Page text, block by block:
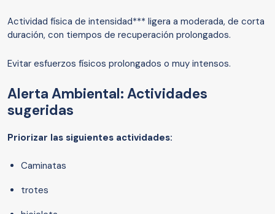
Actividad física de intensidad*** ligera a moderada, de corta
duración, con tiempos de recuperación prolongados.
Evitar esfuerzos físicos prolongados o muy intensos.
Alerta Ambiental: Actividades
sugeridas
Priorizar las siguientes actividades:
Caminatas
trotes